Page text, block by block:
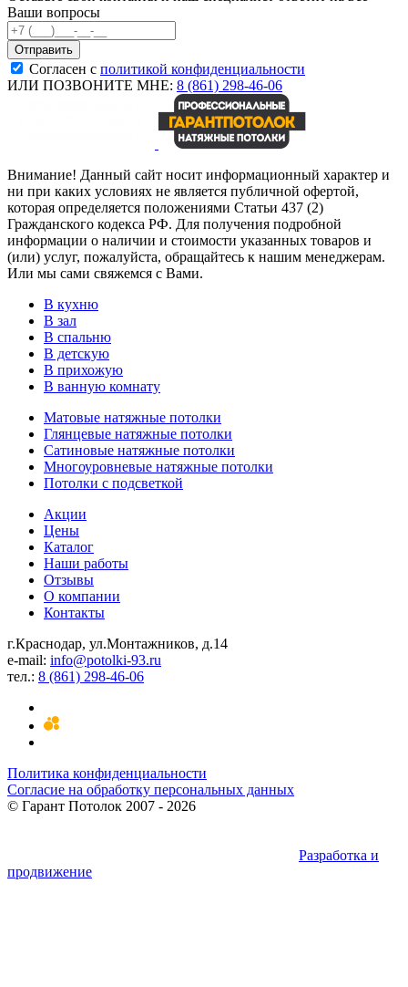
Ваши вопросы
Согласен с политикой конфиденциальности
ИЛИ ПОЗВОНИТЕ МНЕ: 8 (861) 298-46-06
Внимание! Данный сайт носит информационный характер и
ни при каких условиях не является публичной офертой,
которая определяется положениями Статьи 437 (2)
Гражданского кодекса РФ. Для получения подробной
информации о наличии и стоимости указанных товаров и
(или) услуг, пожалуйста, обращайтесь к нашим менеджерам.
Или мы сами свяжемся с Вами.
В кухню
В зал
В спальню
В детскую
В прихожую
В ванную комнату
Матовые натяжные потолки
Глянцевые натяжные потолки
Сатиновые натяжные потолки
Многоуровневые натяжные потолки
Потолки с подсветкой
Акции
Цены
Каталог
Наши работы
Отзывы
О компании
Контакты
г.Краснодар, ул.Монтажников, д.14
e-mail: info@potolki-93.ru
тел.: 8 (861) 298-46-06
Политика конфиденциальности
Согласие на обработку персональных данных
© Гарант Потолок 2007 - 2026
Разработка и
продвижение